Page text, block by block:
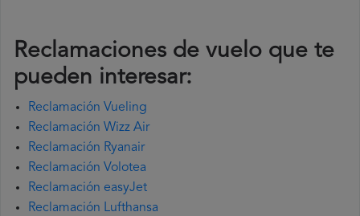
Reclamaciones de vuelo que te
pueden interesar:
Reclamación Vueling
Reclamación Wizz Air
Reclamación Ryanair
Reclamación Volotea
Reclamación easyJet
Reclamación Lufthansa